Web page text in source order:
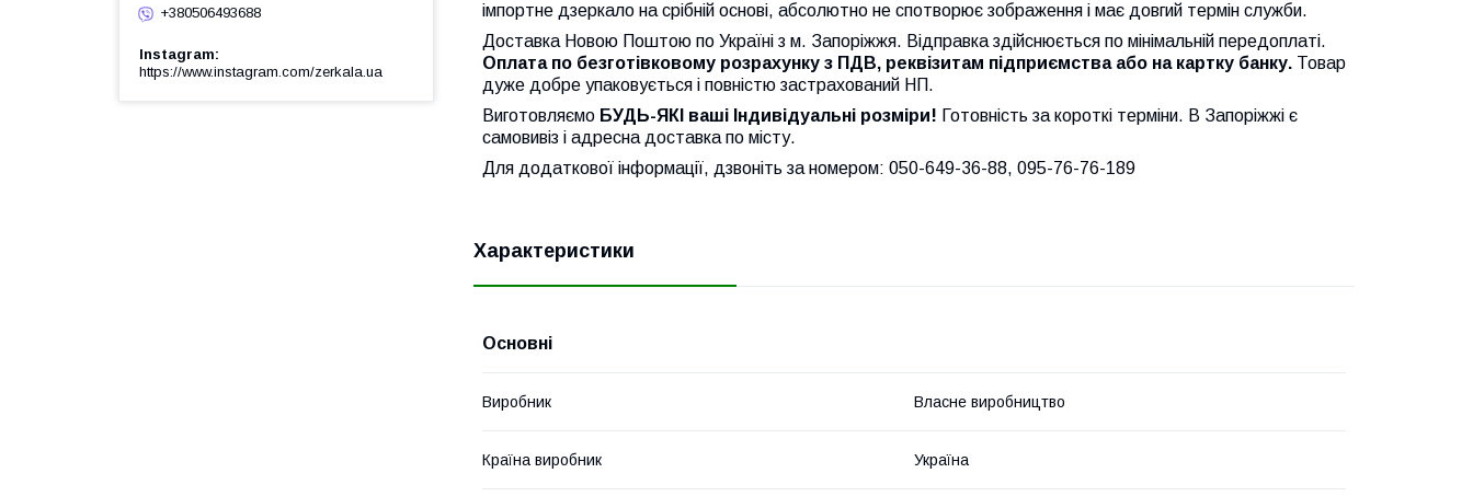
імпортне дзеркало на срібній основі, абсолютно не спотворює зображення і має довгий термін служби.
Доставка Новою Поштою по Україні з м. Запоріжжя. Відправка здійснюється по мінімальній передоплаті.
Оплата по безготівковому розрахунку з ПДВ, реквізитам підприємства або на картку банку. Товар
дуже добре упаковується і повністю застрахований НП.
Виготовляємо БУДЬ-ЯКІ ваші Індивідуальні розміри! Готовність за короткі терміни. В Запоріжжі є
самовивіз і адресна доставка по місту.
Для додаткової інформації, дзвоніть за номером: 050-649-36-88, 095-76-76-189
Характеристики
Основні
Виробник Власне виробництво
Країна виробник Україна
+380506493688
Instagram
https://www.instagram.com/zerkala.ua